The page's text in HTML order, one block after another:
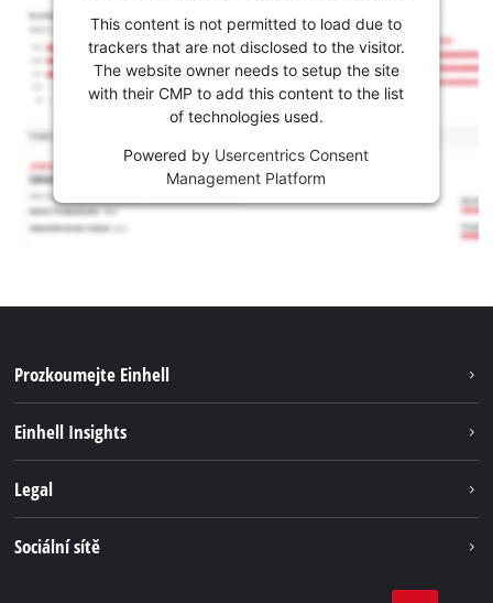
This content is not permitted to load due to
trackers that are not disclosed to the visitor.
The website owner needs to setup the site
with their CMP to add this content to the list
of technologies used.
Powered by Usercentrics Consent
Management Platform
Prozkoumejte Einhell
Systém akumulátorů
Einhell Insights
Legal
Sociální sítě